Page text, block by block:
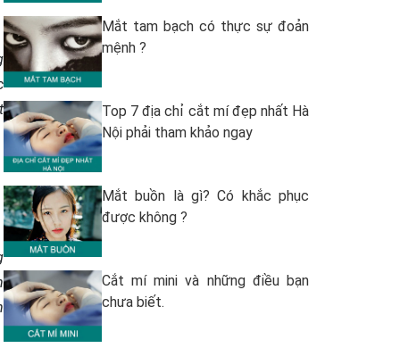
Mắt tam bạch có thực sự đoản
mệnh ?
Top 7 địa chỉ cắt mí đẹp nhất Hà
Nội phải tham khảo ngay
Mắt buồn là gì? Có khắc phục
được không ?
Cắt mí mini và những điều bạn
chưa biết.